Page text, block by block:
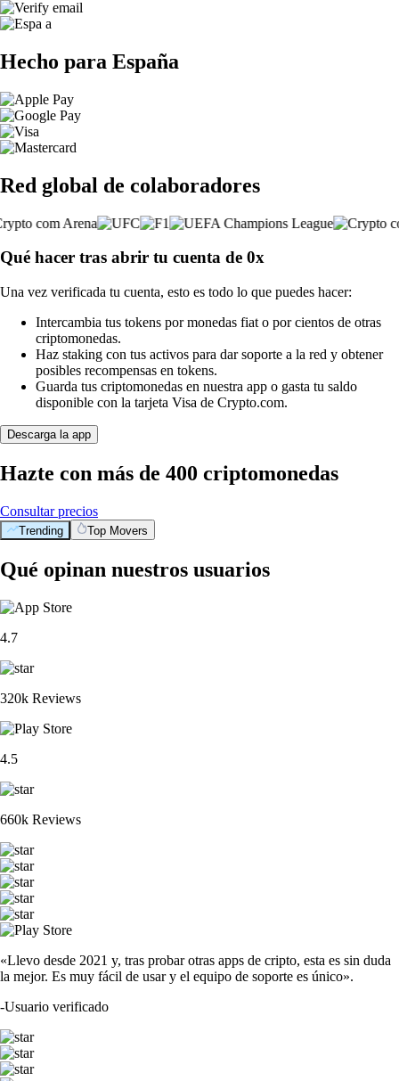
Hecho para España
Red global de colaboradores
Qué hacer tras abrir tu cuenta de 0x
Una vez verificada tu cuenta, esto es todo lo que puedes hacer:
Intercambia tus tokens por monedas fiat o por cientos de otras
criptomonedas.
Haz staking con tus activos para dar soporte a la red y obtener
posibles recompensas en tokens.
Guarda tus criptomonedas en nuestra app o gasta tu saldo
disponible con la tarjeta Visa de Crypto.com.
Descarga la app
Hazte con más de 400 criptomonedas
Consultar precios
Trending Top Movers
Qué opinan nuestros usuarios
4.7
320k Reviews
4.5
660k Reviews
«Llevo desde 2021 y, tras probar otras apps de cripto, esta es sin duda
la mejor. Es muy fácil de usar y el equipo de soporte es único».
-Usuario verificado